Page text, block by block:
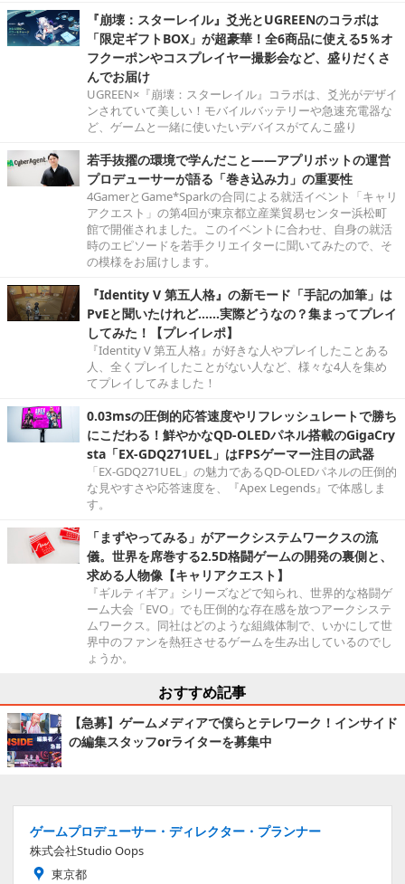
『崩壊：スターレイル』爻光とUGREENのコラボは
「限定ギフトBOX」が超豪華！全6商品に使える5％オ
フクーポンやコスプレイヤー撮影会など、盛りだくさ
んでお届け
UGREEN×『崩壊：スターレイル』コラボは、爻光がデザイ
ンされていて美しい！モバイルバッテリーや急速充電器な
ど、ゲームと一緒に使いたいデバイスがてんこ盛り
若手抜擢の環境で学んだこと――アプリボットの運営
プロデューサーが語る「巻き込み力」の重要性
4GamerとGame*Sparkの合同による就活イベント「キャリ
アクエスト」の第4回が東京都立産業貿易センター浜松町
館で開催されました。このイベントに合わせ、自身の就活
時のエピソードを若手クリエイターに聞いてみたので、そ
の模様をお届けします。
『Identity V 第五人格』の新モード「手記の加筆」は
PvEと聞いたけれど……実際どうなの？集まってプレイ
してみた！【プレイレポ】
『Identity V 第五人格』が好きな人やプレイしたことある
人、全くプレイしたことがない人など、様々な4人を集め
てプレイしてみました！
0.03msの圧倒的応答速度やリフレッシュレートで勝ち
にこだわる！鮮やかなQD-OLEDパネル搭載のGigaCry
sta「EX-GDQ271UEL」はFPSゲーマー注目の武器
「EX-GDQ271UEL」の魅力であるQD-OLEDパネルの圧倒的
な見やすさや応答速度を、『Apex Legends』で体感しま
す。
「まずやってみる」がアークシステムワークスの流
儀。世界を席巻する2.5D格闘ゲームの開発の裏側と、
求める人物像【キャリアクエスト】
『ギルティギア』シリーズなどで知られ、世界的な格闘ゲ
ーム大会「EVO」でも圧倒的な存在感を放つアークシステ
ムワークス。同社はどのような組織体制で、いかにして世
界中のファンを熱狂させるゲームを生み出しているのでし
ょうか。
おすすめ記事
【急募】ゲームメディアで僕らとテレワーク！インサイド
の編集スタッフorライターを募集中
ゲームプロデューサー・ディレクター・プランナー
株式会社Studio Oops
東京都